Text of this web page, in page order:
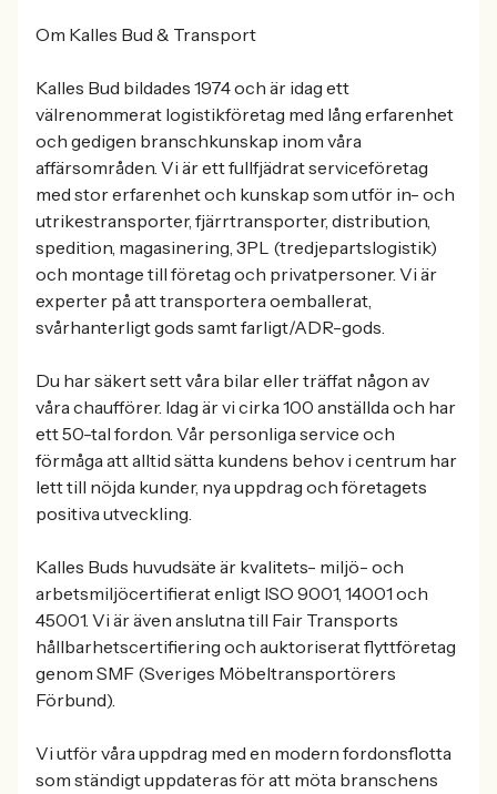
Om Kalles Bud & Transport
Kalles Bud bildades 1974 och är idag ett
välrenommerat logistikföretag med lång erfarenhet
och gedigen branschkunskap inom våra
affärsområden. Vi är ett fullfjädrat serviceföretag
med stor erfarenhet och kunskap som utför in- och
utrikestransporter, fjärrtransporter, distribution,
spedition, magasinering, 3PL (tredjepartslogistik)
och montage till företag och privatpersoner. Vi är
experter på att transportera oemballerat,
svårhanterligt gods samt farligt/ADR-gods.
Du har säkert sett våra bilar eller träffat någon av
våra chaufförer. Idag är vi cirka 100 anställda och har
ett 50-tal fordon. Vår personliga service och
förmåga att alltid sätta kundens behov i centrum har
lett till nöjda kunder, nya uppdrag och företagets
positiva utveckling.
Kalles Buds huvudsäte är kvalitets- miljö- och
arbetsmiljöcertifierat enligt ISO 9001, 14001 och
45001. Vi är även anslutna till Fair Transports
hållbarhetscertifiering och auktoriserat flyttföretag
genom SMF (Sveriges Möbeltransportörers
Förbund).
Vi utför våra uppdrag med en modern fordonsflotta
som ständigt uppdateras för att möta branschens